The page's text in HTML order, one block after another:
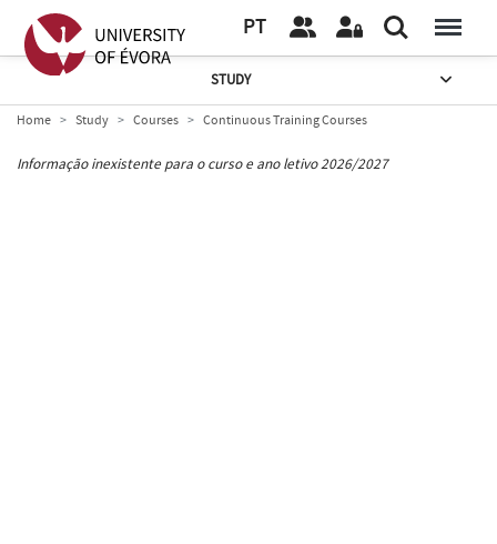
PT
STUDY
Home Study Courses Continuous Training Courses
Informação inexistente para o curso e ano letivo 2026/2027